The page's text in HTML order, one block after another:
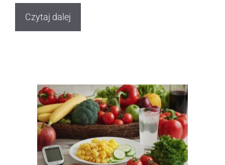
Czytaj dalej